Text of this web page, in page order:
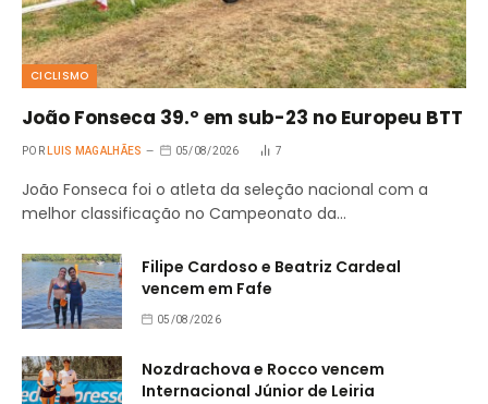
CICLISMO
João Fonseca 39.º em sub-23 no Europeu BTT
POR LUIS MAGALHÃES 05/08/2026 7
João Fonseca foi o atleta da seleção nacional com a
melhor classificação no Campeonato da…
Filipe Cardoso e Beatriz Cardeal
vencem em Fafe
05/08/2026
Nozdrachova e Rocco vencem
Internacional Júnior de Leiria